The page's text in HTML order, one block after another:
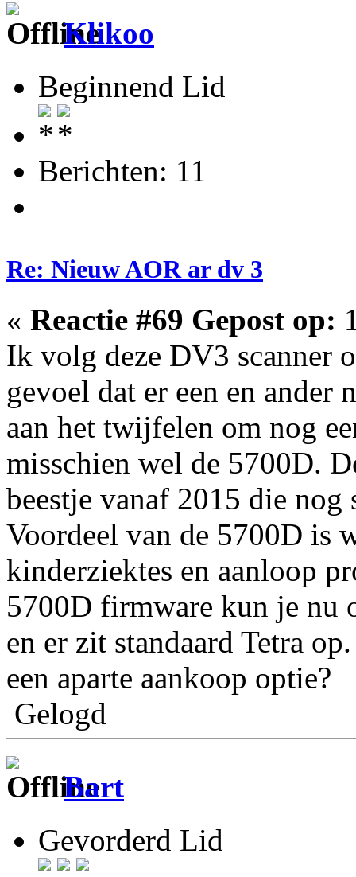
Klikoo
Beginnend Lid
Berichten: 11
Re: Nieuw AOR ar dv 3
« Reactie #69 Gepost op:
Ik volg deze DV3 scanner
gevoel dat er een en
aan het twijfelen om nog
misschien wel de 5700D.
beestje vanaf 2015 die
Voordeel van de 5700D is
kinderziektes en aanloop
5700D firmware kun je nu
en er zit standaard Tetra
een aparte aankoop optie?
Gelogd
Bart
Gevorderd Lid